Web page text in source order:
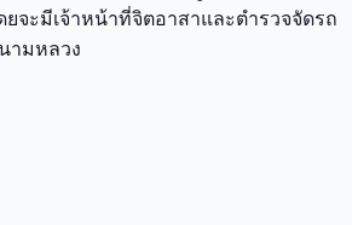
จะมีเจ้าหน้าที่จิตอาสาและตำรวจจัดรถ
ามหลวง